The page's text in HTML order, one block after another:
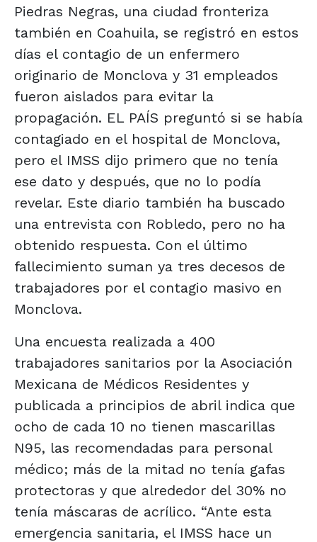
Piedras Negras, una ciudad fronteriza
también en Coahuila, se registró en estos
días el contagio de un enfermero
originario de Monclova y 31 empleados
fueron aislados para evitar la
propagación. EL PAÍS preguntó si se había
contagiado en el hospital de Monclova,
pero el IMSS dijo primero que no tenía
ese dato y después, que no lo podía
revelar. Este diario también ha buscado
una entrevista con Robledo, pero no ha
obtenido respuesta. Con el último
fallecimiento suman ya tres decesos de
trabajadores por el contagio masivo en
Monclova.
Una encuesta realizada a 400
trabajadores sanitarios por la Asociación
Mexicana de Médicos Residentes y
publicada a principios de abril indica que
ocho de cada 10 no tienen mascarillas
N95, las recomendadas para personal
médico; más de la mitad no tenía gafas
protectoras y que alrededor del 30% no
tenía máscaras de acrílico. “Ante esta
emergencia sanitaria, el IMSS hace un